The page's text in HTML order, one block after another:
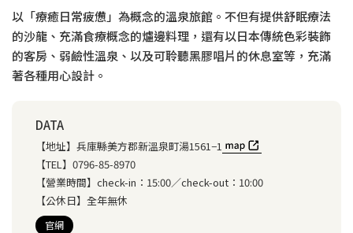
以「療癒日常疲憊」為概念的溫泉旅館。不但有提供舒眠療法
的沙龍、充滿食療概念的爐邊料理，還有以日本傳統色彩裝飾
的客房、弱鹼性溫泉、以及可聆聽黑膠唱片的休息室等，充滿
著各種用心設計。
DATA
【地址】 兵庫縣美方郡新溫泉町湯1561−1
【TEL】 0796-85-8970
【營業時間】 check-in：15:00／check-out：10:00
【公休日】 全年無休
官網